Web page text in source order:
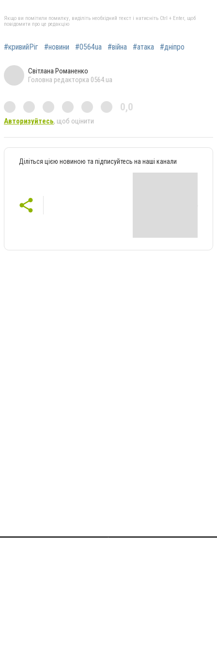
Якщо ви помітили помилку, виділіть необхідний текст і натисніть Ctrl + Enter, щоб
повідомити про це редакцію
#кривийРіг #новини #0564ua #війна #атака #дніпро
Світлана Романенко
Головна редакторка 0564.ua
0,0
Авторизуйтесь, щоб оцінити
Діліться цією новиною та підписуйтесь на наші канали